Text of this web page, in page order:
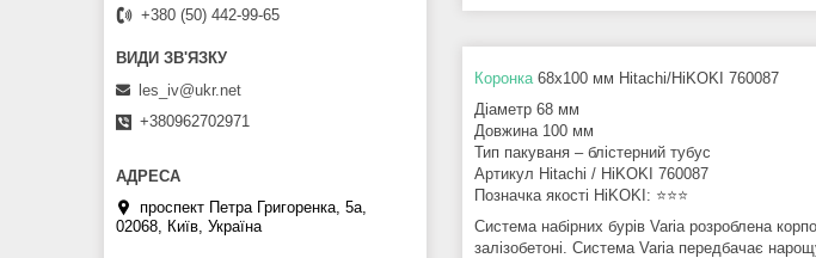
Коронка 68х100 мм Hitachi/HiKOKI 760087
Діаметр 68 мм
Довжина 100 мм
Тип пакуваня – блістерний тубус
Артикул Hitachi / HiKOKI 760087
Позначка якості HiKOKI: ⭐️⭐️⭐️
Система набірних бурів Varia розроблена
залізобетоні. Система Varia передбачає
+380 (50) 442-99-65
les_iv@ukr.net
+380962702971
проспект Петра Григоренка, 5а,
02068, Київ, Україна